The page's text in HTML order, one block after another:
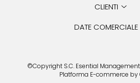
CLIENTI
DATE COMERCIALE
©Copyright S.C. Esential Management
Platforma E-commerce by